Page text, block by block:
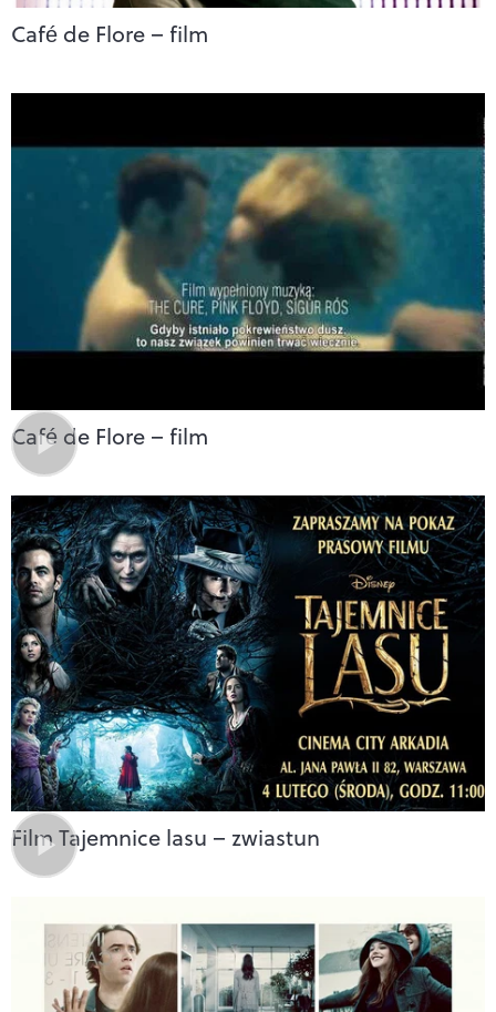
Café de Flore – film
Café de Flore – film
Film Tajemnice lasu – zwiastun